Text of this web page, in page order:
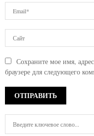
Сохраните мое имя,
браузере для следующего